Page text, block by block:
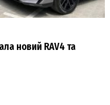
новий RAV4 та